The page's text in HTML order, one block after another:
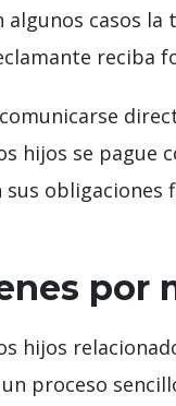
casos
reciba
hijos se pague
por
hijos
proceso